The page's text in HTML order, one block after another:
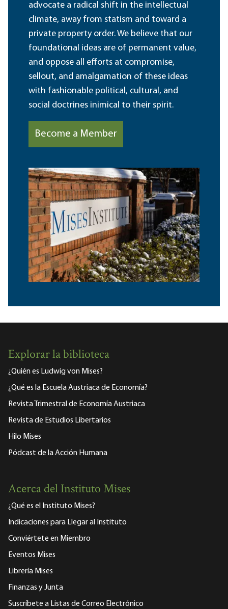
advocate a radical shift in the intellectual
climate, away from statism and toward a
private property order. We believe that our
foundational ideas are of permanent value,
and oppose all efforts at compromise,
sellout, and amalgamation of these ideas
with fashionable political, cultural, and
social doctrines inimical to their spirit.
Become a Member
Explorar la biblioteca
¿Quién es Ludwig von Mises?
¿Qué es la Escuela Austriaca de Economía?
Revista Trimestral de Economía Austriaca
Revista de Estudios Libertarios
Hilo Mises
Pódcast de la Acción Humana
Acerca del Instituto Mises
¿Qué es el Instituto Mises?
Indicaciones para Llegar al Instituto
Conviértete en Miembro
Eventos Mises
Librería Mises
Finanzas y Junta
Suscríbete a Listas de Correo Electrónico